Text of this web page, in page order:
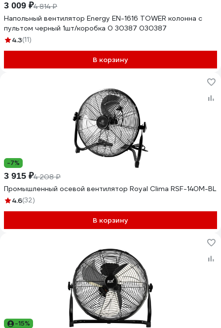
3 009 ₽4 814 ₽
Напольный вентилятор Energy EN-1616 TOWER колонна с
пультом черный 1шт/коробка 0 30387 030387
4.3(11)
В корзину
-7%
3 915 ₽4 208 ₽
Промышленный осевой вентилятор Royal Clima RSF-140M-BL
4.6(32)
В корзину
-15%